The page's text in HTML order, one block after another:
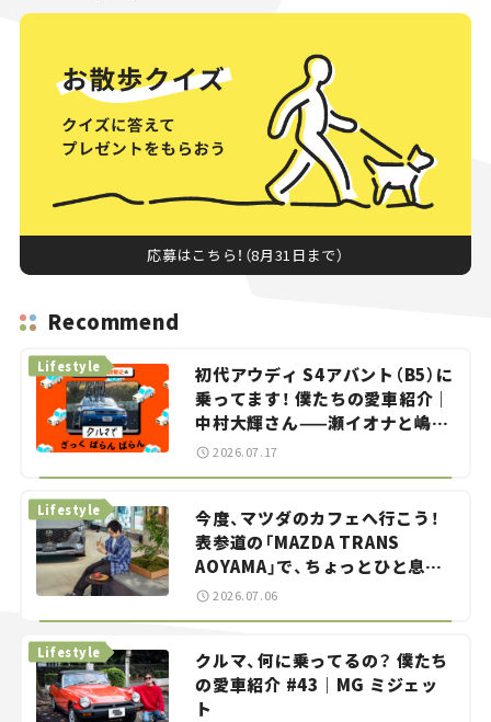
応募はこちら！（8月31日まで）
Recommend
初代アウディ S4アバント（B5）に
乗ってます！ 僕たちの愛車紹介｜
中村大輝さん——瀬イオナと嶋田
智之の「クルマでざっくばらんば
らん！」＃20
Lifestyle
2026.07.17
今度、マツダのカフェへ行こう！
表参道の「MAZDA TRANS
AOYAMA」で、ちょっとひと息。
——連載｜CCGとクルマでどうす
Lifestyle
2026.07.06
クルマ、何に乗ってるの？ 僕たち
の愛車紹介 #43｜MG ミジェッ
ト
Lifestyle